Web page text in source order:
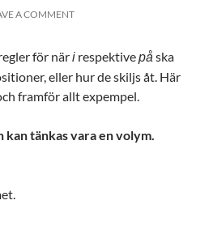
A COMMENT
för näri respektivepå ska
eller hur de skiljs åt. Här
framför allt expempel.
tänkas vara en volym.